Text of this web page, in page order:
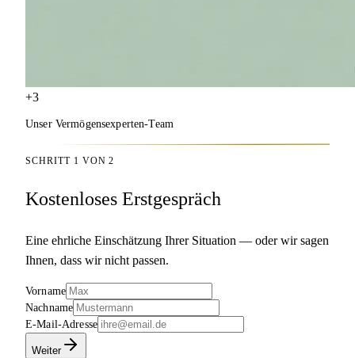
+3
Unser Vermögensexperten-Team
SCHRITT 1 VON 2
Kostenloses Erstgespräch
Eine ehrliche Einschätzung Ihrer Situation — oder wir sagen
Ihnen, dass wir nicht passen.
Vorname
Nachname
E-Mail-Adresse
Weiter